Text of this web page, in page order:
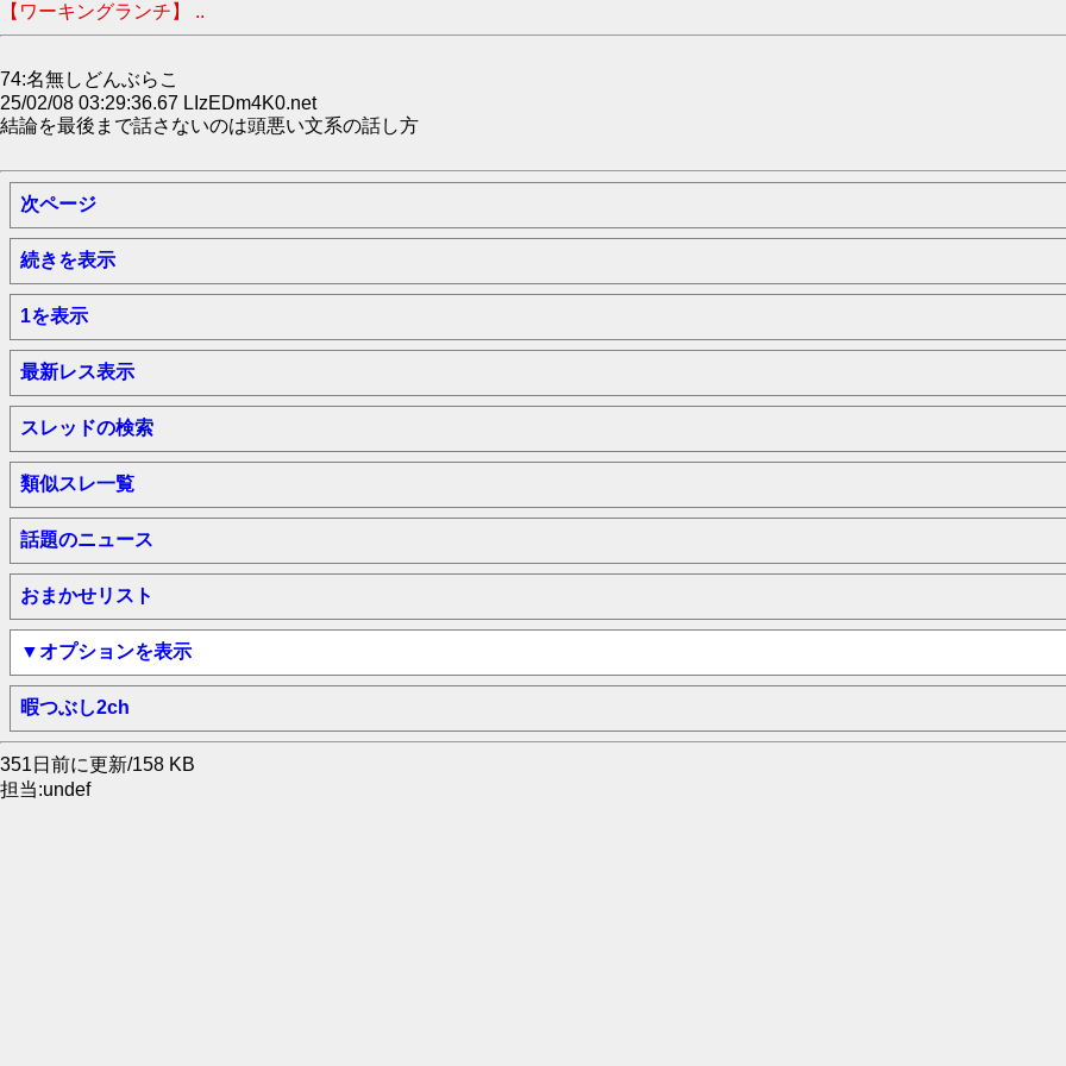
【ワーキングランチ】 ..
74:名無しどんぶらこ
25/02/08 03:29:36.67 LIzEDm4K0.net
結論を最後まで話さないのは頭悪い文系の話し方
次ページ
続きを表示
1を表示
最新レス表示
スレッドの検索
類似スレ一覧
話題のニュース
おまかせリスト
▼オプションを表示
暇つぶし2ch
351日前に更新/158 KB
担当:undef